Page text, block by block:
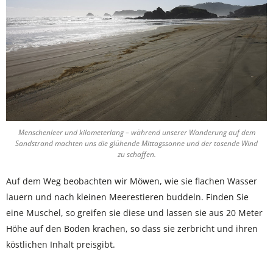
Menschenleer und kilometerlang – während unserer Wanderung auf dem
Sandstrand machten uns die glühende Mittagssonne und der tosende Wind
zu schaffen.
Auf dem Weg beobachten wir Möwen, wie sie flachen Wasser
lauern und nach kleinen Meerestieren buddeln. Finden Sie
eine Muschel, so greifen sie diese und lassen sie aus 20 Meter
Höhe auf den Boden krachen, so dass sie zerbricht und ihren
köstlichen Inhalt preisgibt.